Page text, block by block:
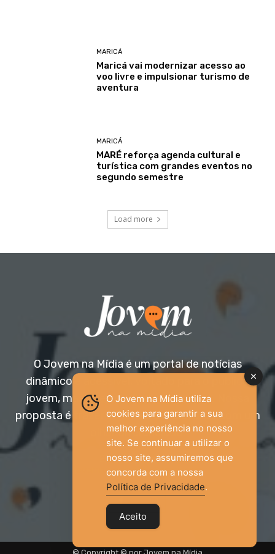
MARICÁ
Maricá vai modernizar acesso ao
voo livre e impulsionar turismo de
aventura
MARICÁ
MARÉ reforça agenda cultural e
turística com grandes eventos no
segundo semestre
Load more
O Jovem na Mídia é um portal de notícias
dinâmico e acessível, voltado para o público
jovem, mas aberto a todas as idades. Nossa
proposta é trazer informação relevante com um
olhar diferenciado.
Entre em contato:
jovemnamidia2017@gmail.com
O Jovem na Mídia utiliza
cookies para garantir a sua
melhor experiência no nosso
site. Se continuar a utilizar o
nosso site, assumiremos que
concorda com a nossa
Política de Privacidade.
Aceito